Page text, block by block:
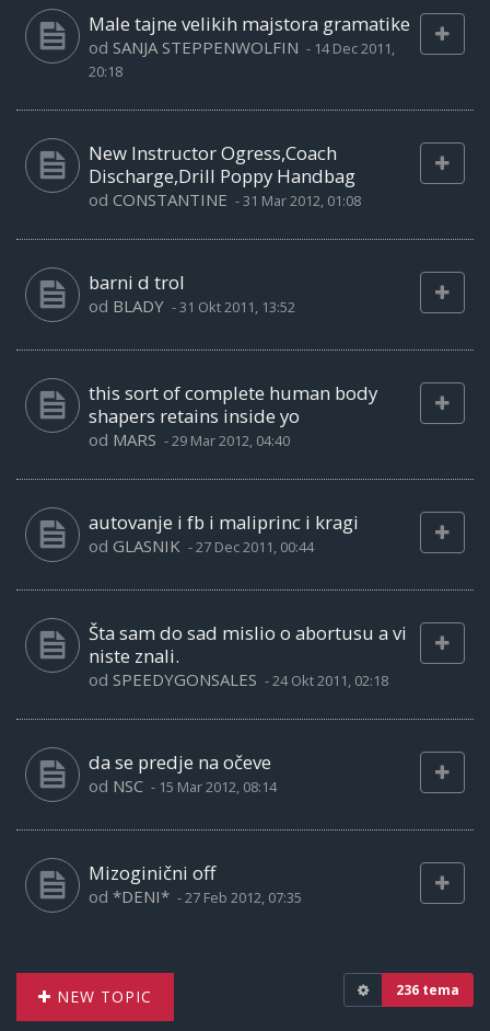
Male tajne velikih majstora gramatike
od SANJA STEPPENWOLFIN - 14 Dec 2011,
20:18
New Instructor Ogress,Coach
Discharge,Drill Poppy Handbag
od CONSTANTINE -31 Mar 2012, 01:08
barni d trol
od BLADY -31 Okt 2011, 13:52
this sort of complete human body
shapers retains inside yo
od MARS -29 Mar 2012, 04:40
autovanje i fb i maliprinc i kragi
od GLASNIK -27 Dec 2011, 00:44
Šta sam do sad mislio o abortusu a vi
niste znali.
od SPEEDYGONSALES -24 Okt 2011, 02:18
da se predje na očeve
od NSC - 15 Mar 2012, 08:14
Mizoginični off
od *DENI* -27 Feb 2012, 07:35
NEW TOPIC 236 tema